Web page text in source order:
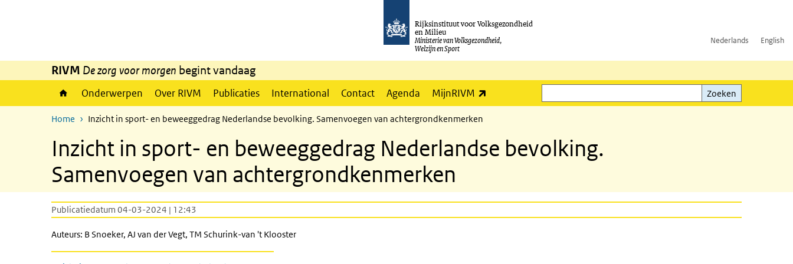
Rijksinstituut voor Volksgezondheid
en Milieu
Ministerie van Volksgezondheid,
Welzijn en Sport
Nederlands English
RIVM De zorg voor morgen begint vandaag
Onderwerpen Over RIVM Publicaties International Contact Agenda MijnRIVM
Zoeken
Zoeken
Home Inzicht in sport- en beweeggedrag Nederlandse bevolking. Samenvoegen van achtergrondkenmerken
Inzicht in sport- en beweeggedrag Nederlandse bevolking.
Samenvoegen van achtergrondkenmerken
Publicatiedatum 04-03-2024 | 12:43
Auteurs: B Snoeker, AJ van der Vegt, TM Schurink-van 't Klooster